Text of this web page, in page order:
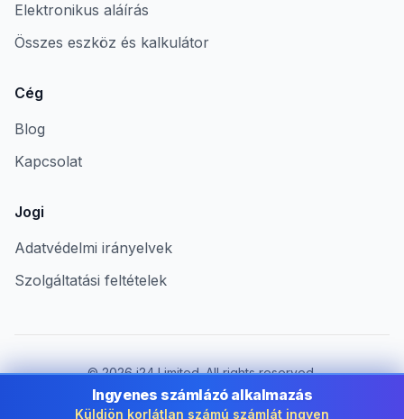
Elektronikus aláírás
Összes eszköz és kalkulátor
Cég
Blog
Kapcsolat
Jogi
Adatvédelmi irányelvek
Szolgáltatási feltételek
©2026i24 Limited. All rights reserved.
Vállalkozások számára Hungary területén
Ingyenes számlázó alkalmazás
Küldjön korlátlan számú számlát ingyen